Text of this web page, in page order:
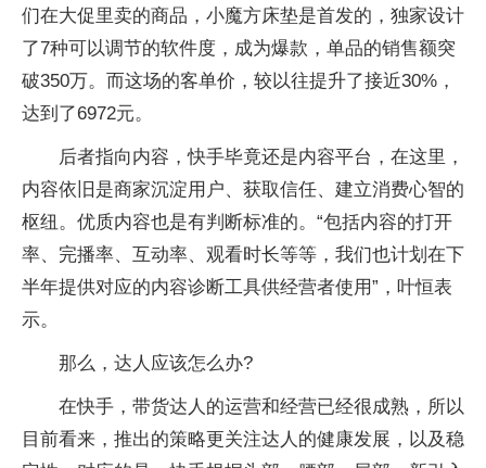
们在大促里卖的商品，小魔方床垫是首发的，独家设计
了7种可以调节的软件度，成为爆款，单品的销售额突
破350万。而这场的客单价，较以往提升了接近30%，
达到了6972元。
后者指向内容，快手毕竟还是内容平台，在这里，
内容依旧是商家沉淀用户、获取信任、建立消费心智的
枢纽。优质内容也是有判断标准的。“包括内容的打开
率、完播率、互动率、观看时长等等，我们也计划在下
半年提供对应的内容诊断工具供经营者使用”，叶恒表
示。
那么，达人应该怎么办?
在快手，带货达人的运营和经营已经很成熟，所以
目前看来，推出的策略更关注达人的健康发展，以及稳